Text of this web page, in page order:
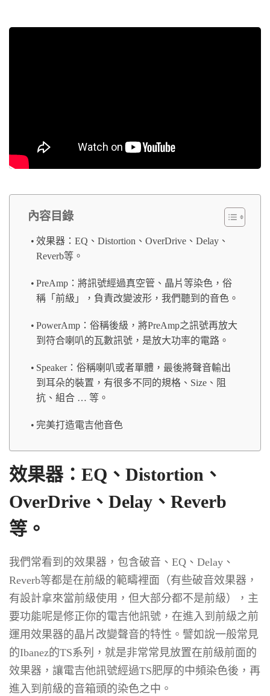
內容目錄
效果器：EQ、Distortion、OverDrive、Delay、
Reverb等。
PreAmp：將訊號經過真空管、晶片等染色，俗
稱「前級」，負責改變波形，我們聽到的音色。
PowerAmp：俗稱後級，將PreAmp之訊號再放大
到符合喇叭的瓦數訊號，是放大功率的電路。
Speaker：俗稱喇叭或者單體，最後將聲音輸出
到耳朵的裝置，有很多不同的規格、Size、阻
抗、組合 … 等。
完美打造電吉他音色
效果器：EQ、Distortion、
OverDrive、Delay、Reverb
等。
我們常看到的效果器，包含破音、EQ、Delay、
Reverb等都是在前級的範疇裡面（有些破音效果器，
有設計拿來當前級使用，但大部分都不是前級），主
要功能呢是修正你的電吉他訊號，在進入到前級之前
運用效果器的晶片改變聲音的特性。譬如說一般常見
的Ibanez的TS系列，就是非常常見放置在前級前面的
效果器，讓電吉他訊號經過TS肥厚的中頻染色後，再
進入到前級的音箱頭的染色之中。